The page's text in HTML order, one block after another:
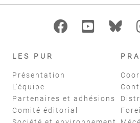
LES PUR
Présentation
L'équipe
Partenaires et adhésions
Comité éditorial